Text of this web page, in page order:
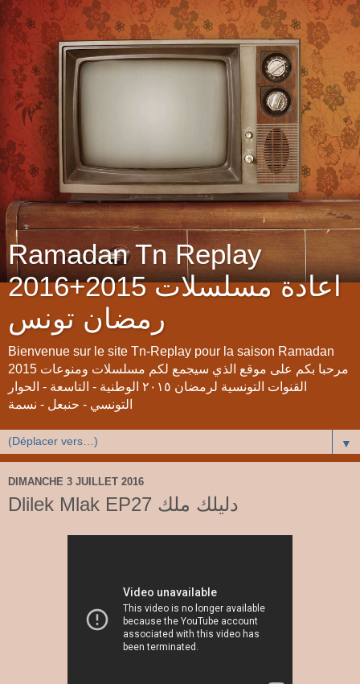
Ramadan Tn Replay
2016+2015 اعادة مسلسلات
رمضان تونس
Bienvenue sur le site Tn-Replay pour la saison Ramadan
2015 مرحبا بكم على موقع الذي سيجمع لكم مسلسلات ومنوعات
القنوات التونسية لرمضان ٢٠١٥ الوطنية - التاسعة - الحوار
التونسي - حنبعل - نسمة
▼
DIMANCHE 3 JUILLET 2016
Dlilek Mlak EP27 دليلك ملك